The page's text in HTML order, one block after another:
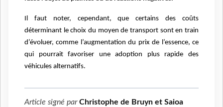
Il faut noter, cependant, que certains des coûts
déterminant le choix du moyen de transport sont en train
d’évoluer, comme l’augmentation du prix de l’essence, ce
qui pourrait favoriser une adoption plus rapide des
véhicules alternatifs.
Article signé parChristophe de Bruyn et Saioa